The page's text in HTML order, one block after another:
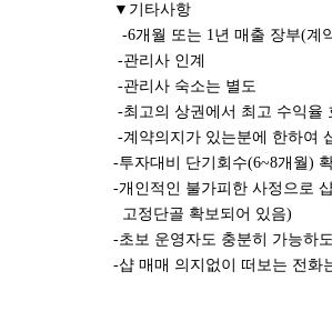
▼기타사항
-6개월 또는 1년 매출 장부(계
-관리사 인계
-관리사 숙소는 별도
-최고의 상권에서 최고 수익율
-계약의지가 있는분에 한하여
-투자대비 단기회수(6~8개월)
-개인적인 불가피한 사정으로
고정단골 확보되어 있음)
-초보 운영자도 충분히 가능하
-샵 매매 의지없이 떠보는 전화